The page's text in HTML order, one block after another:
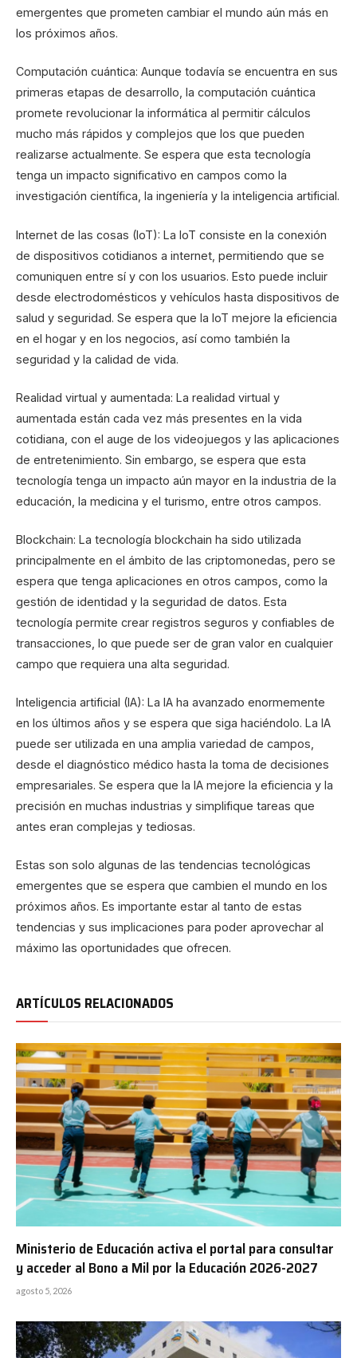
emergentes que prometen cambiar el mundo aún más en
los próximos años.
Computación cuántica: Aunque todavía se encuentra en sus
primeras etapas de desarrollo, la computación cuántica
promete revolucionar la informática al permitir cálculos
mucho más rápidos y complejos que los que pueden
realizarse actualmente. Se espera que esta tecnología
tenga un impacto significativo en campos como la
investigación científica, la ingeniería y la inteligencia artificial.
Internet de las cosas (IoT): La IoT consiste en la conexión
de dispositivos cotidianos a internet, permitiendo que se
comuniquen entre sí y con los usuarios. Esto puede incluir
desde electrodomésticos y vehículos hasta dispositivos de
salud y seguridad. Se espera que la IoT mejore la eficiencia
en el hogar y en los negocios, así como también la
seguridad y la calidad de vida.
Realidad virtual y aumentada: La realidad virtual y
aumentada están cada vez más presentes en la vida
cotidiana, con el auge de los videojuegos y las aplicaciones
de entretenimiento. Sin embargo, se espera que esta
tecnología tenga un impacto aún mayor en la industria de la
educación, la medicina y el turismo, entre otros campos.
Blockchain: La tecnología blockchain ha sido utilizada
principalmente en el ámbito de las criptomonedas, pero se
espera que tenga aplicaciones en otros campos, como la
gestión de identidad y la seguridad de datos. Esta
tecnología permite crear registros seguros y confiables de
transacciones, lo que puede ser de gran valor en cualquier
campo que requiera una alta seguridad.
Inteligencia artificial (IA): La IA ha avanzado enormemente
en los últimos años y se espera que siga haciéndolo. La IA
puede ser utilizada en una amplia variedad de campos,
desde el diagnóstico médico hasta la toma de decisiones
empresariales. Se espera que la IA mejore la eficiencia y la
precisión en muchas industrias y simplifique tareas que
antes eran complejas y tediosas.
Estas son solo algunas de las tendencias tecnológicas
emergentes que se espera que cambien el mundo en los
próximos años. Es importante estar al tanto de estas
tendencias y sus implicaciones para poder aprovechar al
máximo las oportunidades que ofrecen.
ARTÍCULOS RELACIONADOS
Ministerio de Educación activa el portal para consultar
y acceder al Bono a Mil por la Educación 2026-2027
agosto 5, 2026